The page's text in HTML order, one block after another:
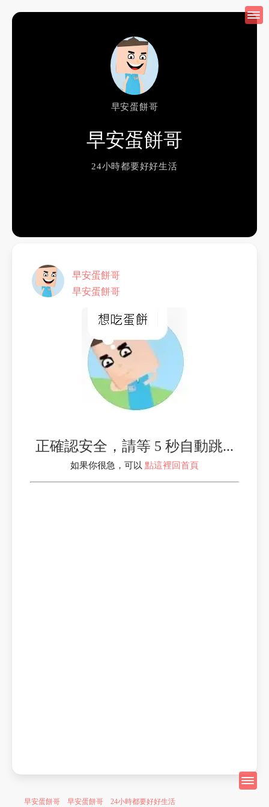
早安蛋餅哥
早安蛋餅哥
24小時都要好好生活
早安蛋餅哥
早安蛋餅哥
正確認安全，請等 5 秒自動跳...
如果你很急，可以 點這裡回首頁
早安蛋餅哥 早安蛋餅哥 24小時都要好好生活